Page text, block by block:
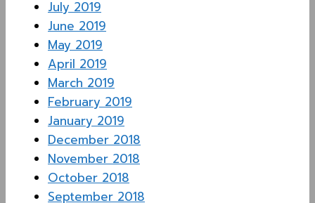
July 2019
June 2019
May 2019
April 2019
March 2019
February 2019
January 2019
December 2018
November 2018
October 2018
September 2018